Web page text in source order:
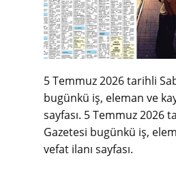
5 Temmuz 2026 tarihli
bugünkü iş, eleman ve
sayfası. 5 Temmuz 2026
Gazetesi bugünkü iş,
vefat ilanı sayfası.